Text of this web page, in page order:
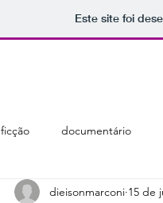
Este site foi
ficção documentário
dieisonmarconi 15 de